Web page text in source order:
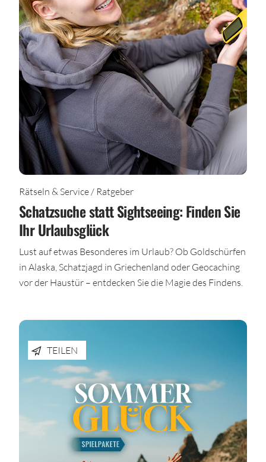
Rätseln & Service / Ratgeber
Schatzsuche statt Sightseeing: Finden Sie
Ihr Urlaubsglück
Lust auf etwas Besonderes im Urlaub? Ob Goldschürfen
in Alaska, Schatzjagd in Griechenland oder Geocaching
vor der Haustür – entdecken Sie die Magie des Findens.
TEILEN